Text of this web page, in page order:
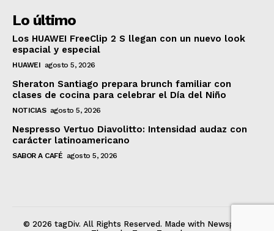
Lo último
Los HUAWEI FreeClip 2 S llegan con un nuevo look
espacial y especial
HUAWEI agosto 5, 2026
Sheraton Santiago prepara brunch familiar con
clases de cocina para celebrar el Día del Niño
NOTICIAS agosto 5, 2026
Nespresso Vertuo Diavolitto: Intensidad audaz con
carácter latinoamericano
SABOR A CAFÉ agosto 5, 2026
© 2026 tagDiv. All Rights Reserved. Made with Newspaper